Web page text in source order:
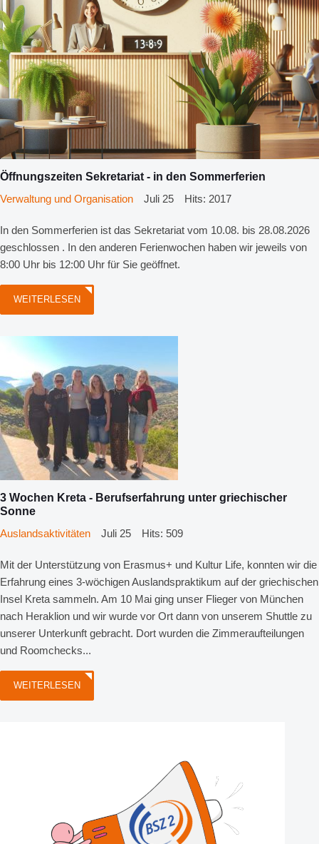
Öffnungszeiten Sekretariat - in den Sommerferien
Verwaltung und Organisation
Juli 25 Hits: 2017
In den Sommerferien ist das Sekretariat vom 10.08. bis 28.08.2026
geschlossen . In den anderen Ferienwochen haben wir jeweils von
8:00 Uhr bis 12:00 Uhr für Sie geöffnet.
WEITERLESEN
3 Wochen Kreta - Berufserfahrung unter griechischer
Sonne
Auslandsaktivitäten
Juli 25 Hits: 509
Mit der Unterstützung von Erasmus+ und Kultur Life, konnten wir die
Erfahrung eines 3-wöchigen Auslandspraktikum auf der griechischen
Insel Kreta sammeln. Am 10 Mai ging unser Flieger von München
nach Heraklion und wir wurde vor Ort dann von unserem Shuttle zu
unserer Unterkunft gebracht. Dort wurden die Zimmeraufteilungen
und Roomchecks...
WEITERLESEN